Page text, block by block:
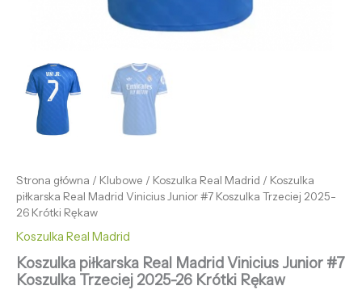
Strona główna / Klubowe / Koszulka Real Madrid / Koszulka
piłkarska Real Madrid Vinicius Junior #7 Koszulka Trzeciej 2025-
26 Krótki Rękaw
Koszulka Real Madrid
Koszulka piłkarska Real Madrid Vinicius Junior #7
Koszulka Trzeciej 2025-26 Krótki Rękaw